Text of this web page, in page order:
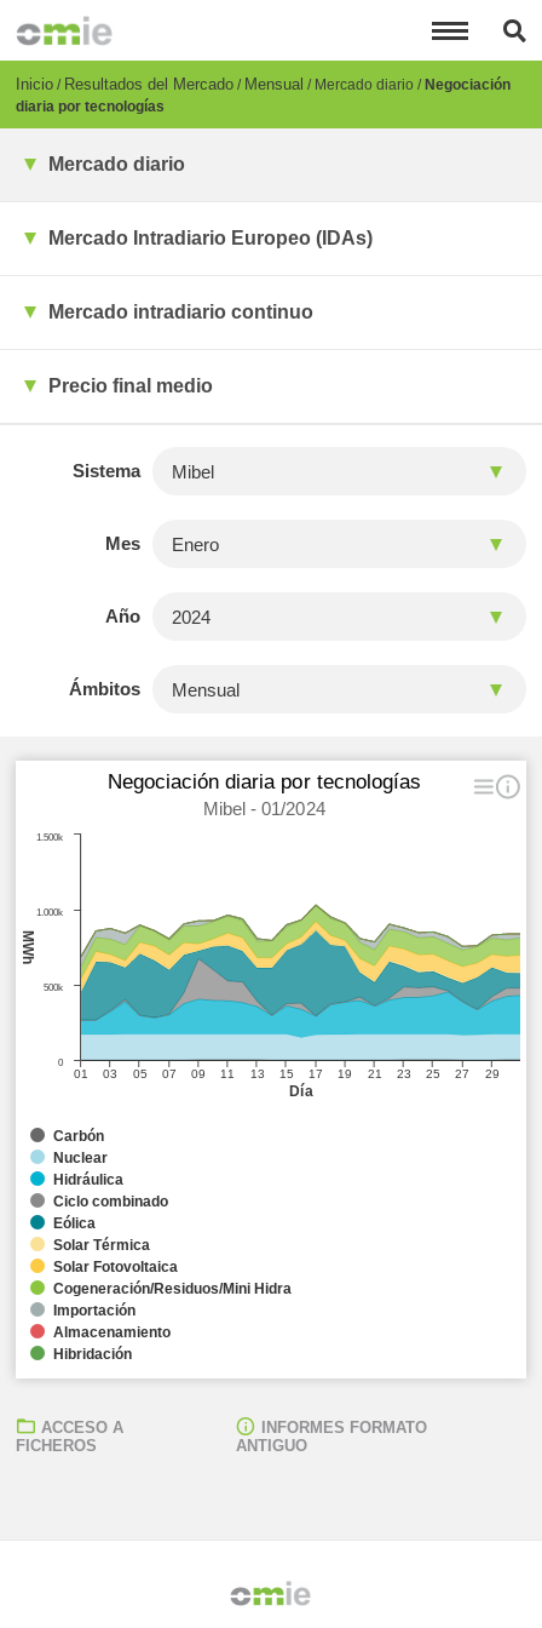
principal
Breadcrumb
Inicio Resultados del Mercado Mensual Mercado diario Negociación
diaria por tecnologías
Mercado diario
Mercado Intradiario Europeo (IDAs)
Mercado intradiario continuo
Precio final medio
Sistema
Mes
Año
Ámbitos
Día
MWh
Negociación diaria por tecnologías
Mibel - 01/2024
01 03 05 07 09 11 13 15 17 19 21 23 25 27 29
0
1.000k
500k
1.500k
Carbón
Nuclear
Hidráulica
Ciclo combinado
Eólica
Solar Térmica
Solar Fotovoltaica
Cogeneración/Residuos/Mini Hidra
Importación
Almacenamiento
Hibridación
ACCESO A
FICHEROS
INFORMES FORMATO
ANTIGUO